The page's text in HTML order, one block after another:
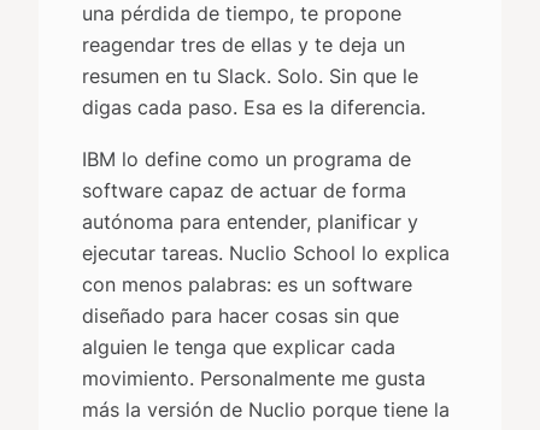
una pérdida de tiempo, te propone
reagendar tres de ellas y te deja un
resumen en tu Slack. Solo. Sin que le
digas cada paso. Esa es la diferencia.
IBM lo define como un programa de
software capaz de actuar de forma
autónoma para entender, planificar y
ejecutar tareas. Nuclio School lo explica
con menos palabras: es un software
diseñado para hacer cosas sin que
alguien le tenga que explicar cada
movimiento. Personalmente me gusta
más la versión de Nuclio porque tiene la